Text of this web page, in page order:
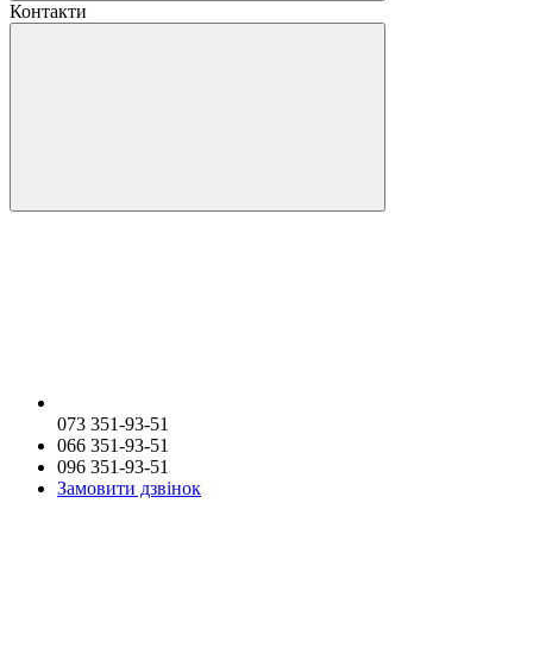
Контакти
073 351-93-51
066 351-93-51
096 351-93-51
Замовити дзвінок